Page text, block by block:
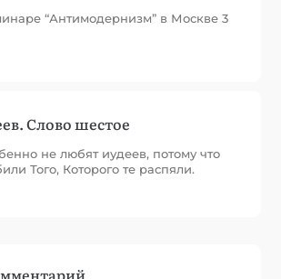
“Антимодернизм” в Москве 3
Слово шестое
не любят иудеев, потому что
Того, Которого те распяли.